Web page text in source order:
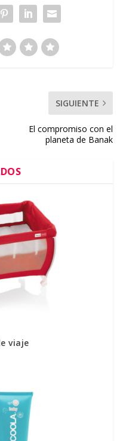
SIGUIENTE
El compromiso con el
planeta de Banak
viaje